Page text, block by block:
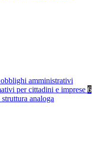
amministrativi
per cittadini e imprese 6
analoga